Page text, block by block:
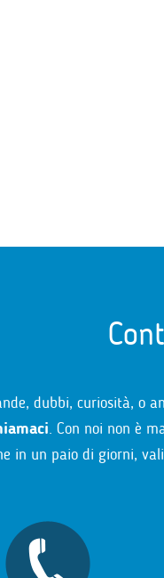
dubbi, curiosità, o
. Con noi non è
in un paio di giorni,